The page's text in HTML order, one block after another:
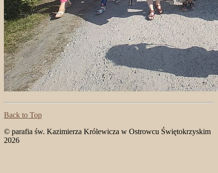
Back to Top
© parafia św. Kazimierza Królewicza w Ostrowcu Świętokrzyskim
2026